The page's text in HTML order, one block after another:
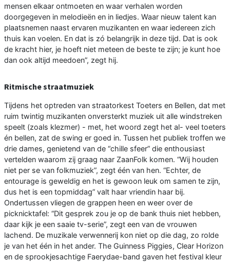
mensen elkaar ontmoeten en waar verhalen worden
doorgegeven in melodieën en in liedjes. Waar nieuw talent kan
plaatsnemen naast ervaren muzikanten en waar iedereen zich
thuis kan voelen. En dat is zó belangrijk in deze tijd. Dat is ook
de kracht hier, je hoeft niet meteen de beste te zijn; je kunt hoe
dan ook altijd meedoen”, zegt hij.
Ritmische straatmuziek
Tijdens het optreden van straatorkest Toeters en Bellen, dat met
ruim twintig muzikanten onversterkt muziek uit alle windstreken
speelt (zoals klezmer) - met, het woord zegt het al- veel toeters
én bellen, zat de swing er goed in. Tussen het publiek troffen we
drie dames, genietend van de “chille sfeer” die enthousiast
vertelden waarom zij graag naar ZaanFolk komen. “Wij houden
niet per se van folkmuziek”, zegt één van hen. “Echter, de
entourage is geweldig en het is gewoon leuk om samen te zijn,
dus het is een topmiddag” valt haar vriendin haar bij.
Ondertussen vliegen de grappen heen en weer over de
picknicktafel: “Dit gesprek zou je op de bank thuis niet hebben,
daar kijk je een saaie tv-serie”, zegt een van de vrouwen
lachend. De muzikale verwennerij kon niet op die dag, zo rolde
je van het één in het ander. The Guinness Piggies, Clear Horizon
en de sprookjesachtige Faerydae-band gaven het festival kleur